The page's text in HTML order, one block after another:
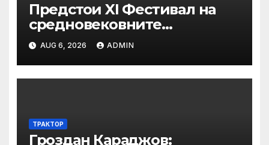
Предстои XI Фестивал на
средновековните
традиции, бит и култура
„Калето
AUG 6, 2026 ADMIN
ТРАКТОР
Гроздан Караджов: